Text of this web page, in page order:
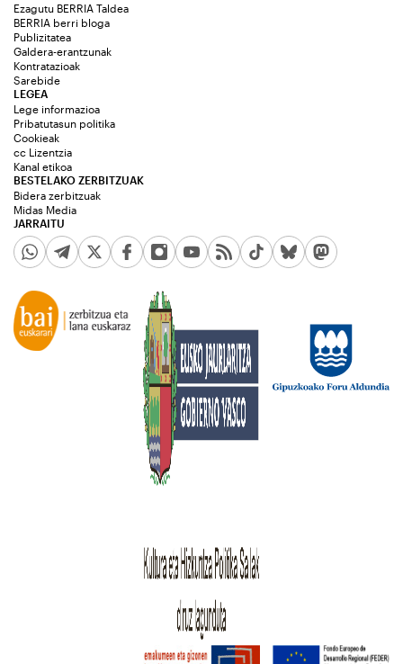
Ezagutu BERRIA Taldea
BERRIA berri bloga
Publizitatea
Galdera-erantzunak
Kontratazioak
Sarebide
JARRAITU
LEGEA
Lege informazioa
Pribatutasun politika
Cookieak
cc Lizentzia
Kanal etikoa
BESTELAKO ZERBITZUAK
Bidera zerbitzuak
Midas Media